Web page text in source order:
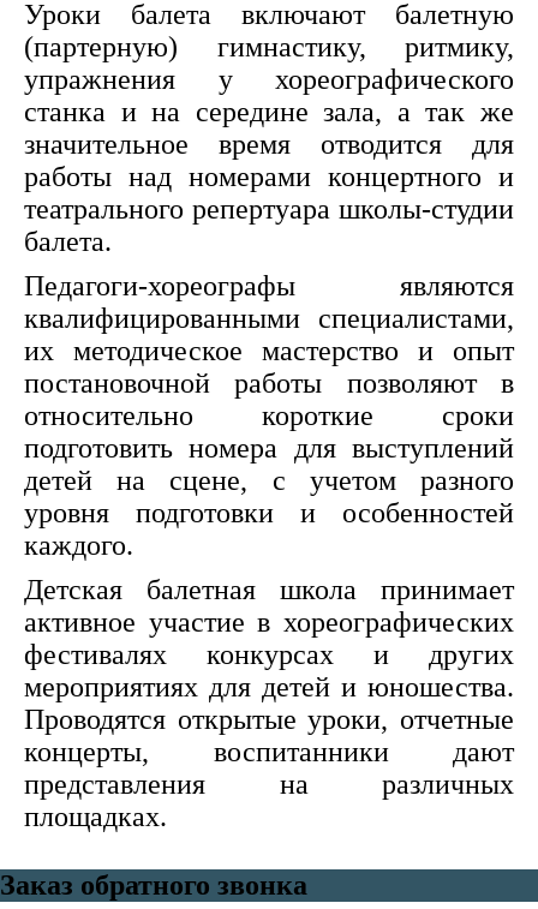
Уроки балета включают балетную
(партерную) гимнастику, ритмику,
упражнения у хореографического
станка и на середине зала, а так же
значительное время отводится для
работы над номерами концертного и
театрального репертуара школы-студии
балета.
Педагоги-хореографы являются
квалифицированными специалистами,
их методическое мастерство и опыт
постановочной работы позволяют в
относительно короткие сроки
подготовить номера для выступлений
детей на сцене, с учетом разного
уровня подготовки и особенностей
каждого.
Детская балетная школа принимает
активное участие в хореографических
фестивалях конкурсах и других
мероприятиях для детей и юношества.
Проводятся открытые уроки, отчетные
концерты, воспитанники дают
представления на различных
площадках.
Заказ обратного звонка